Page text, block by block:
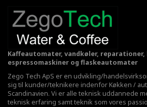
Kaffeautomater, vandkøler, reparationer,
espressomaskiner og flaskeautomater
Zego Tech ApS er en udvikling/
sig til kunder/teknikere indenfor Køkken /
Scandinavien. Vi er alle teknisk uddannede
teknisk erfaring samt teknik som vores